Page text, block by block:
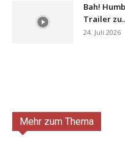
Bah!
Trailer
24. Juli 2026
Mehr zum Thema